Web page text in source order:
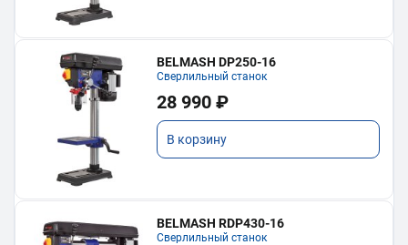
BELMASH DP250-16
Сверлильный станок
28 990 ₽
В корзину
BELMASH RDP430-16
Сверлильный станок